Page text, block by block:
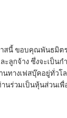
าสนี้ ขอบคุณพันธมิ
ะลูกจ้าง ซึ่งจะเป็น
างเฟสบุ๊คอยู่ทั่วโ
นร่วมเป็นหุ้นส่วนเ